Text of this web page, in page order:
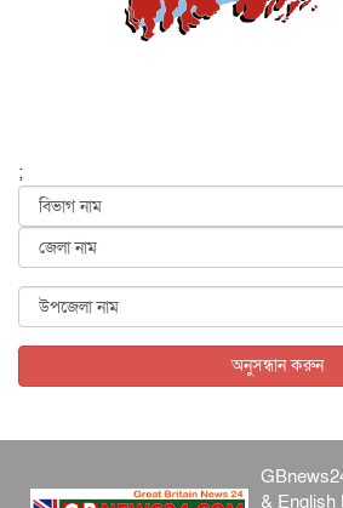
আজ থেকে সবার জন্য উন্মুক্ত
জুলাইয়ের কৃতিত্ব নেওয়ার জন্য
;
অনুসন্ধান করুন
& English